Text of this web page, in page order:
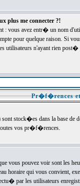
plus me connecter ?!
: vous avez entr� un nom
pour quelque raison. Si
utilisateurs n'ayant rien
Pr�f�rences
stock�es dans la base de
vos pr�f�rences.
vous pouvez voir sont
qui vous convient,
par les utilisateurs